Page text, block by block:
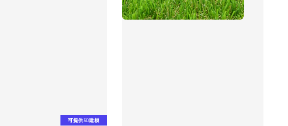
可提供3D建模